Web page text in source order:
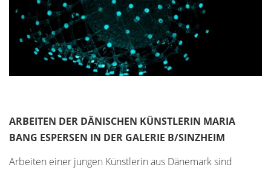
ARBEITEN DER DÄNISCHEN KÜNSTLERIN MARIA
BANG ESPERSEN IN DER GALERIE B/SINZHEIM
Arbeiten einer jungen Künstlerin aus Dänemark sind